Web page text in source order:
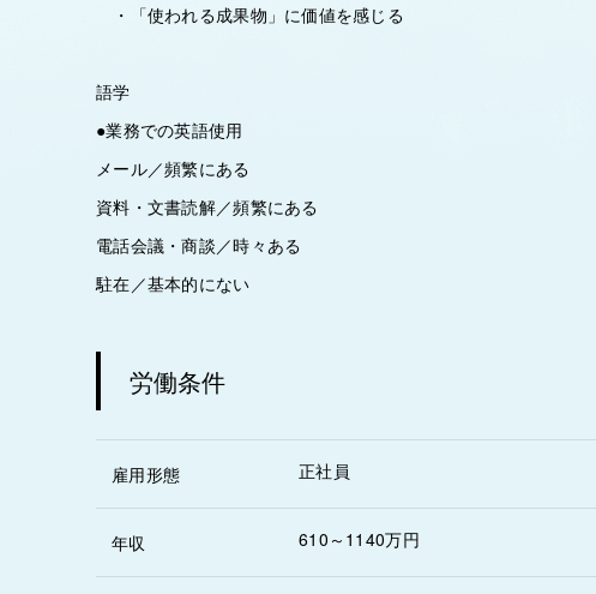
・「使われる成果物」に価値を感じる
語学
●業務での英語使用
メール／頻繁にある
資料・文書読解／頻繁にある
電話会議・商談／時々ある
駐在／基本的にない
労働条件
雇用形態 正社員
年収 610～1140万円